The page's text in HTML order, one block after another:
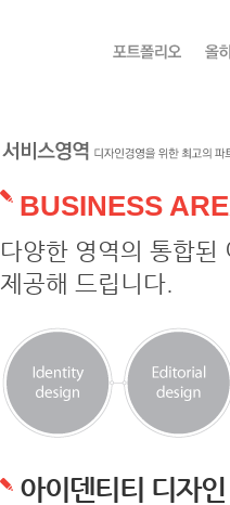
BUSINESS
다양한 영역의 통합
제공해 드립니다.
아이덴티티 디자인